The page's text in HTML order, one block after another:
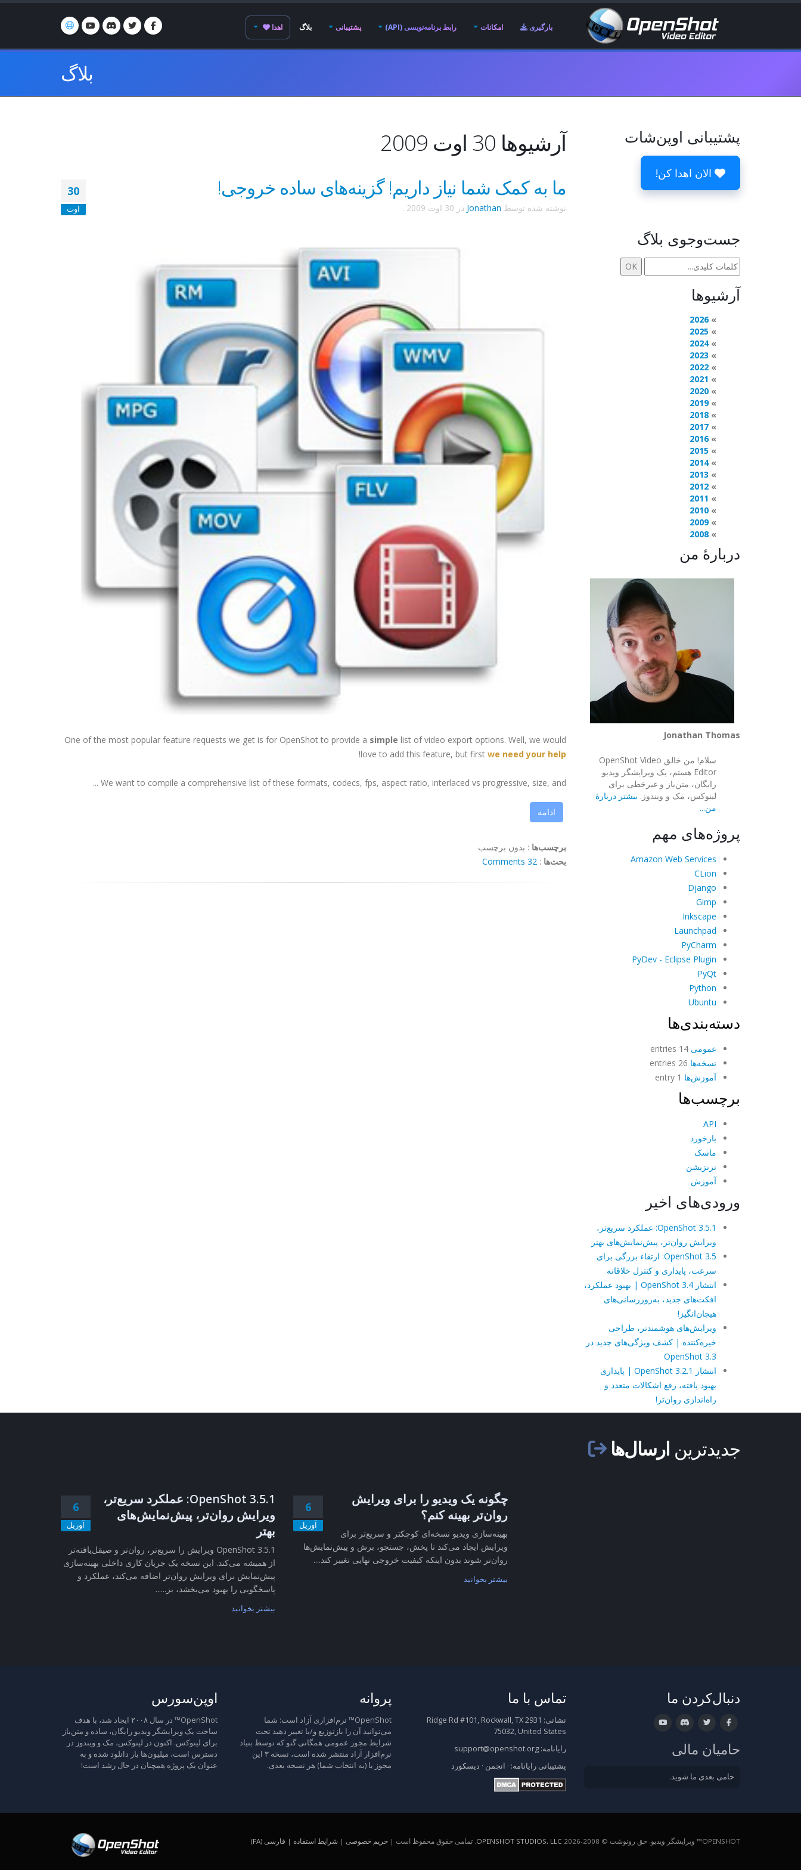
بارگیری امکانات رابط برنامه‌نویسی (API) پشتیبانی بلاگ اهدا
بلاگ
آرشیوها 30 اوت 2009
30
اوت
ما به کمک شما نیاز داریم! گزینه‌های ساده خروجی!
نوشته شده توسط Jonathan در 30 اوت 2009 .
One of the most popular feature requests we get is for OpenShot to provide a simple list of video export options. Well, we would
love to add this feature, but first we need your help
!
We want to compile a comprehensive list of these formats, codecs, fps, aspect ratio, interlaced vs progressive, size, and ...
ادامه
برچسب‌ها : بدون برچسب
بحث‌ها :
32 Comments
پشتیبانی اوپن‌شات
الان اهدا کن!
جست‌وجوی بلاگ
آرشیوها
2026
2025
2024
2023
2022
2021
2020
2019
2018
2017
2016
2015
2014
2013
2012
2011
2010
2009
2008
دربارهٔ من
Jonathan Thomas
سلام! من خالق OpenShot Video
Editor هستم، یک ویرایشگر ویدیو
رایگان، متن‌باز و غیرخطی برای
لینوکس، مک و ویندوز. بیشتر دربارهٔ
من...
پروژه‌های مهم
Amazon Web Services
CLion
Django
Gimp
Inkscape
Launchpad
PyCharm
PyDev - Eclipse Plugin
PyQt
Python
Ubuntu
دسته‌بندی‌ها
عمومی
نسخه‌ها
آموزش‌ها
برچسب‌ها
API
بازخورد
ماسک
ترنزیشن
آموزش
ورودی‌های اخیر
OpenShot 3.5.1: عملکرد سریع‌تر،
ویرایش روان‌تر، پیش‌نمایش‌های بهتر
OpenShot 3.5: ارتقاء بزرگی برای
سرعت، پایداری و کنترل خلاقانه
انتشار OpenShot 3.4 | بهبود عملکرد،
افکت‌های جدید، به‌روزرسانی‌های
هیجان‌انگیز!
ویرایش‌های هوشمندتر، طراحی
خیره‌کننده | کشف ویژگی‌های جدید در
OpenShot 3.3
انتشار OpenShot 3.2.1 | پایداری
بهبود یافته، رفع اشکالات متعدد و
راه‌اندازی روان‌تر!
جدیدترین ارسال‌ها
6
آوریل
OpenShot 3.5.1: عملکرد سریع‌تر،
ویرایش روان‌تر، پیش‌نمایش‌های
بهتر
OpenShot 3.5.1 ویرایش را سریع‌تر، روان‌تر و صیقل‌یافته‌تر
از همیشه می‌کند. این نسخه یک جریان کاری داخلی بهینه‌سازی
پیش‌نمایش برای ویرایش روان‌تر اضافه می‌کند، عملکرد و
پاسخگویی را بهبود می‌بخشد، بز......
بیشتر بخوانید
6
آوریل
چگونه یک ویدیو را برای ویرایش
روان‌تر بهینه کنم؟
بهینه‌سازی ویدیو نسخه‌ای کوچکتر و سریع‌تر برای
ویرایش ایجاد می‌کند تا پخش، جستجو، برش و پیش‌نمایش‌ها
روان‌تر شوند بدون اینکه کیفیت خروجی نهایی تغییر کند....
بیشتر بخوانید
اوپن‌سورس
OpenShot™ در سال ۲۰۰۸ ایجاد شد، با هدف
ساخت یک ویرایشگر ویدیو رایگان، ساده و متن‌باز
برای لینوکس. اکنون در لینوکس، مک و ویندوز در
دسترس است، میلیون‌ها بار دانلود شده و به
عنوان یک پروژه همچنان در حال رشد است!
پروانه
OpenShot™ نرم‌افزاری آزاد است: شما
می‌توانید آن را بازتوزیع و/یا تغییر دهید تحت
شرایط مجوز عمومی همگانی گنو که توسط بنیاد
نرم‌افزار آزاد منتشر شده است، نسخه ۳ این
مجوز یا (به انتخاب شما) هر نسخه بعدی.
تماس با ما
نشانی:
2931 Ridge Rd #101, Rockwall, TX
75032, United States
رایانامه: support@openshot.org
پشتیبانی رایانامه: · انجمن · دیسکورد
دنبال‌کردن ما
حامیان مالی
حامی بعدی ما شوید.
OPENSHOT™ ویرایشگر ویدیو. حق رونوشت © 2008-2026 OPENSHOT STUDIOS, LLC. تمامی حقوق محفوظ است | حریم خصوصی | شرایط استفاده | فارسی (FA)